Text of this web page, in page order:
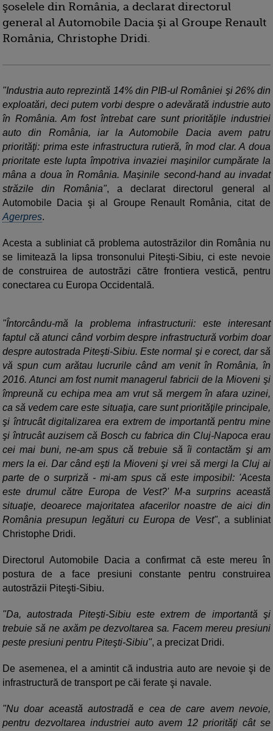
şoselele din România, a declarat directorul
general al Automobile Dacia şi al Groupe Renault
România, Christophe Dridi.
"Industria auto reprezintă 14% din PIB-ul României şi 26% din
exploatări, deci putem vorbi despre o adevărată industrie auto
în România. Am fost întrebat care sunt priorităţile industriei
auto din România, iar la Automobile Dacia avem patru
priorităţi: prima este infrastructura rutieră, în mod clar. A doua
prioritate este lupta împotriva invaziei maşinilor cumpărate la
mâna a doua în România. Maşinile second-hand au invadat
străzile din România", a declarat directorul general al
Automobile Dacia şi al Groupe Renault România, citat de
Agerpres.
Acesta a subliniat că problema autostrăzilor din România nu
se limitează la lipsa tronsonului Piteşti-Sibiu, ci este nevoie
de construirea de autostrăzi către frontiera vestică, pentru
conectarea cu Europa Occidentală.
"Întorcându-mă la problema infrastructurii: este interesant
faptul că atunci când vorbim despre infrastructură vorbim doar
despre autostrada Piteşti-Sibiu. Este normal şi e corect, dar să
vă spun cum arătau lucrurile când am venit în România, în
2016. Atunci am fost numit managerul fabricii de la Mioveni şi
împreună cu echipa mea am vrut să mergem în afara uzinei,
ca să vedem care este situaţia, care sunt priorităţile principale,
şi întrucât digitalizarea era extrem de importantă pentru mine
şi întrucât auzisem că Bosch cu fabrica din Cluj-Napoca erau
cei mai buni, ne-am spus că trebuie să îi contactăm şi am
mers la ei. Dar când eşti la Mioveni şi vrei să mergi la Cluj ai
parte de o surpriză - mi-am spus că este imposibil: 'Acesta
este drumul către Europa de Vest?' M-a surprins această
situaţie, deoarece majoritatea afacerilor noastre de aici din
România presupun legături cu Europa de Vest", a subliniat
Christophe Dridi.
Directorul Automobile Dacia a confirmat că este mereu în
postura de a face presiuni constante pentru construirea
autostrăzii Piteşti-Sibiu.
"Da, autostrada Piteşti-Sibiu este extrem de importantă şi
trebuie să ne axăm pe dezvoltarea sa. Facem mereu presiuni
peste presiuni pentru Piteşti-Sibiu", a precizat Dridi.
De asemenea, el a amintit că industria auto are nevoie şi de
infrastructură de transport pe căi ferate şi navale.
"Nu doar această autostradă e cea de care avem nevoie,
pentru dezvoltarea industriei auto avem 12 priorităţi cât se